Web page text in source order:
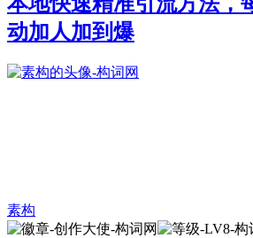
动加人加到爆
素构